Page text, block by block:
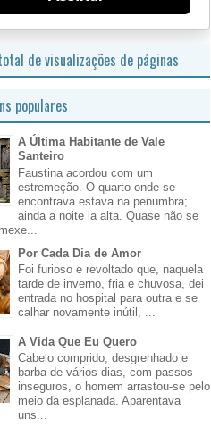
de visualizações de páginas
populares
A Última Habitante de Vale
Santeiro
Faustina acordou com um
estremeção. O quarto onde se
encontrava estava na penumbra;
ainda a noite ia alta. Quase não se
Por Cada Dia de Amor
Foi furioso e revoltado que, naquela
tarde de inverno, fria e chuvosa, dei
entrada no hospital para outra e se
calhar novamente inútil, ...
A Vida Que Eu Quero
Cabelo comprido, desgrenhado e
barba de vários dias, com passos
inseguros, o homem arrastou-se pelo
meio da esplanada. Aparentava
uns...